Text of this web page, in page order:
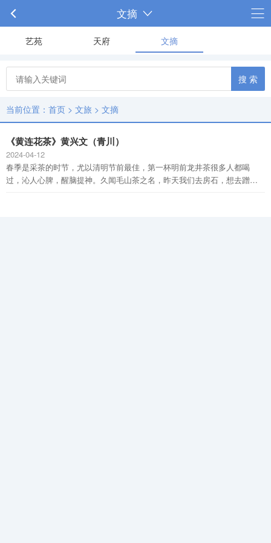
文摘
艺苑 天府 文摘
搜 索
当前位置： 首页 > 文旅 > 文摘
《黄连花茶》黄兴文（青川）
2024-04-12
春季是采茶的时节，尤以清明节前最佳，第一杯明前龙井茶很多人都喝
过，沁人心脾，醒脑提神。久闻毛山茶之名，昨天我们去房石，想去蹭一